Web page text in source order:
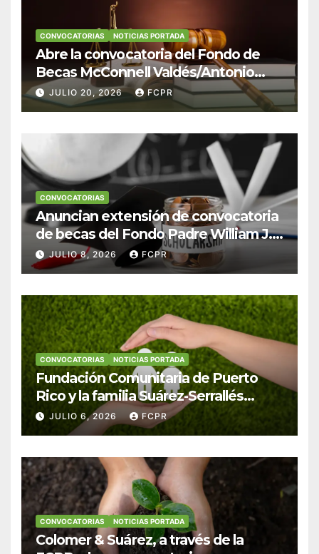
CONVOCATORIAS NOTICIAS PORTADA
Abre la convocatoria del Fondo de
Becas McConnell Valdés/Antonio
Escudero Viera para estudiantes de
Derecho en Puerto Rico
JULIO 20, 2026 FCPR
CONVOCATORIAS
Anuncian extensión de convocatoria
de becas del Fondo Padre William J.
Hendricks, SJ para estudiantes del
Colegio San Ignacio
JULIO 8, 2026 FCPR
CONVOCATORIAS NOTICIAS PORTADA
Fundación Comunitaria de Puerto
Rico y la familia Suárez-Serrallés
anuncian convocatoria para
fortalecer hogares y albergues
JULIO 6, 2026 FCPR
CONVOCATORIAS NOTICIAS PORTADA
Colomer & Suárez, a través de la